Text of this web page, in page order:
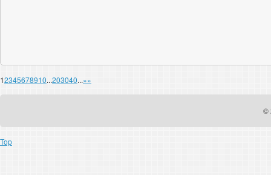
12345678910...203040...»»
©
Top